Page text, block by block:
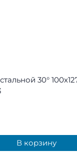
30°
В корзину